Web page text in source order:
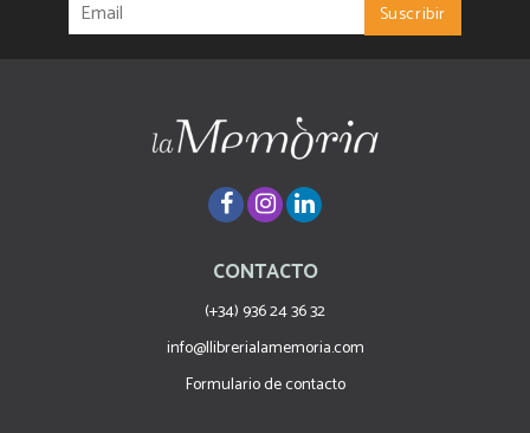
CONTACTO
(+34) 936 24 36 32
info@llibrerialamemoria.com
Formulario de contacto